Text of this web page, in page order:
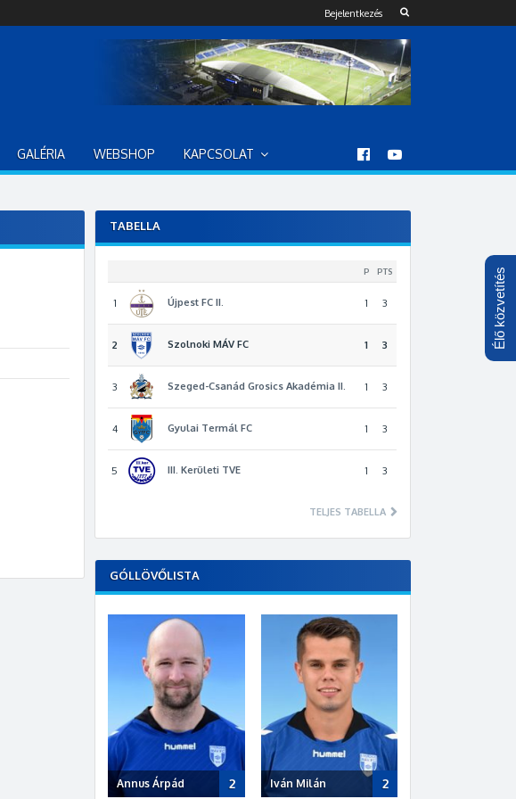
Bejelentkezés
GALÉRIA WEBSHOP KAPCSOLAT
TABELLA
P PTS
1 Újpest FC II. 1 3
2 Szolnoki MÁV FC 1 3
3 Szeged-Csanád Grosics Akadémia II. 1 3
4 Gyulai Termál FC 1 3
5 III. Kerületi TVE 1 3
TELJES TABELLA
GÓLLÖVŐLISTA
Annus Árpád 2 Iván Milán 2
Élő közvetítés